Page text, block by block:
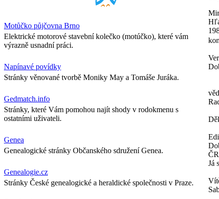
Motůčko půjčovna Brno
Elektrické motorové stavební kolečko (motúčko), které vám
výrazně usnadní práci.
Napínavé povídky
Stránky věnované tvorbě Moniky May a Tomáše Juráka.
Gedmatch.info
Stránky, které Vám pomohou najít shody v rodokmenu s
ostatními uživateli.
Genea
Genealogické stránky Občanského sdružení Genea.
Genealogie.cz
Stránky České genealogické a heraldické společnosti v Praze.
Já